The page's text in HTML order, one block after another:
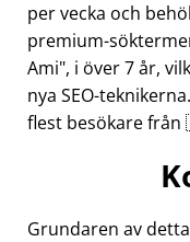
per vecka och
premium-
Ami , i över 7 år,
nya SEO-
flest besökare
Grundaren av